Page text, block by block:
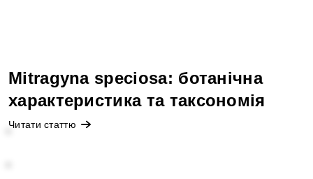
Mitragyna speciosa: ботанічна
характеристика та таксономія
Читати статтю